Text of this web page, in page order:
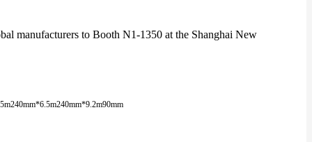
240mm*6.5m240mm*9.2m90mm
manufacturers to Booth N1-1350 at the Shanghai New